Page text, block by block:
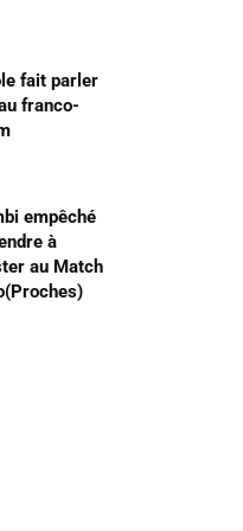
fait parler
franco-
empêché
à
au Match